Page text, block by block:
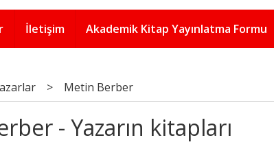
İletişim Akademik Kitap Yayınlatma Formu
% 5 %5
> Metin Berber
- Yazarın kitapları